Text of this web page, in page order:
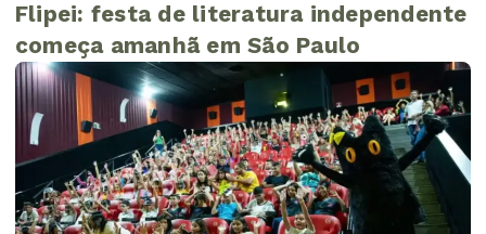
Flipei: festa de literatura independente
começa amanhã em São Paulo